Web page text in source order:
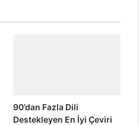
90’dan Fazla Dili
Destekleyen En İyi Çeviri